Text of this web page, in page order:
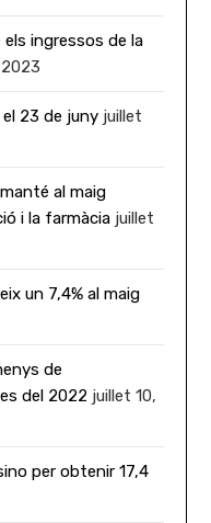
ingressos de la
el 23 de juny juillet
al maig
i la farmàcia juillet
un 7,4% al maig
de
del 2022 juillet 10,
per obtenir 17,4